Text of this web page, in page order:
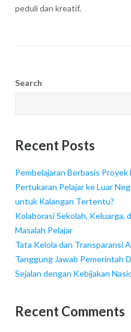
peduli dan kreatif.
Search
Recent Posts
Pembelajaran Berbasis
Pertukaran Pelajar ke Luar
untuk Kalangan Tertentu?
Kolaborasi Sekolah, Keluarga,
Masalah Pelajar
Tata Kelola dan Transparansi
Tanggung Jawab Pemerintah
Sejalan dengan Kebijakan
Recent Comments